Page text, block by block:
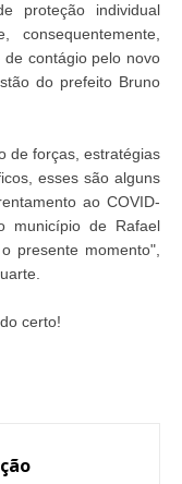
proteção individual
contágio pelo novo
do prefeito Bruno
de forças, estratégias
esses são alguns
ao COVID-
município de Rafael
presente momento",
certo!